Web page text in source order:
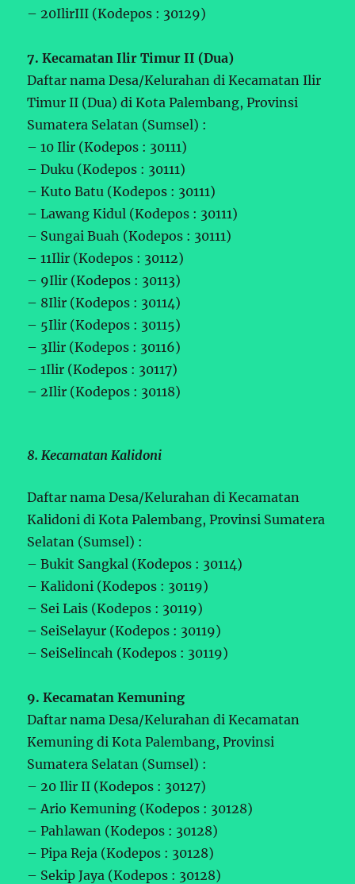
– 20IlirIII (Kodepos : 30129)
7. Kecamatan Ilir Timur II (Dua)
Daftar nama Desa/Kelurahan di Kecamatan Ilir
Timur II (Dua) di Kota Palembang, Provinsi
Sumatera Selatan (Sumsel) :
– 10 Ilir (Kodepos : 30111)
– Duku (Kodepos : 30111)
– Kuto Batu (Kodepos : 30111)
– Lawang Kidul (Kodepos : 30111)
– Sungai Buah (Kodepos : 30111)
– 11Ilir (Kodepos : 30112)
– 9Ilir (Kodepos : 30113)
– 8Ilir (Kodepos : 30114)
– 5Ilir (Kodepos : 30115)
– 3Ilir (Kodepos : 30116)
– 1Ilir (Kodepos : 30117)
– 2Ilir (Kodepos : 30118)
8. Kecamatan Kalidoni
Daftar nama Desa/Kelurahan di Kecamatan
Kalidoni di Kota Palembang, Provinsi Sumatera
Selatan (Sumsel) :
– Bukit Sangkal (Kodepos : 30114)
– Kalidoni (Kodepos : 30119)
– Sei Lais (Kodepos : 30119)
– SeiSelayur (Kodepos : 30119)
– SeiSelincah (Kodepos : 30119)
9. Kecamatan Kemuning
Daftar nama Desa/Kelurahan di Kecamatan
Kemuning di Kota Palembang, Provinsi
Sumatera Selatan (Sumsel) :
– 20 Ilir II (Kodepos : 30127)
– Ario Kemuning (Kodepos : 30128)
– Pahlawan (Kodepos : 30128)
– Pipa Reja (Kodepos : 30128)
– Sekip Jaya (Kodepos : 30128)